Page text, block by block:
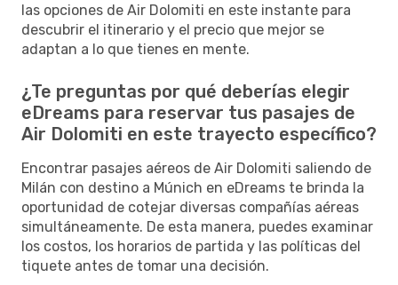
las opciones de Air Dolomiti en este instante para
descubrir el itinerario y el precio que mejor se
adaptan a lo que tienes en mente.
¿Te preguntas por qué deberías elegir
eDreams para reservar tus pasajes de
Air Dolomiti en este trayecto específico?
Encontrar pasajes aéreos de Air Dolomiti saliendo de
Milán con destino a Múnich en eDreams te brinda la
oportunidad de cotejar diversas compañías aéreas
simultáneamente. De esta manera, puedes examinar
los costos, los horarios de partida y las políticas del
tiquete antes de tomar una decisión.